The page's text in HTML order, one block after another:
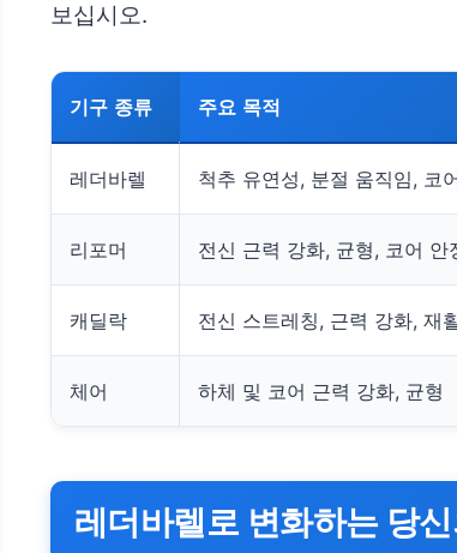
보십시오.
기구 종류 주요 목적
레더바렐 척추 유연성, 분절 움직임, 코
리포머 전신 근력 강화, 균형, 코어 안
캐딜락 전신 스트레칭, 근력 강화, 재
체어 하체 및 코어 근력 강화, 균형
레더바렐로 변화하는 당